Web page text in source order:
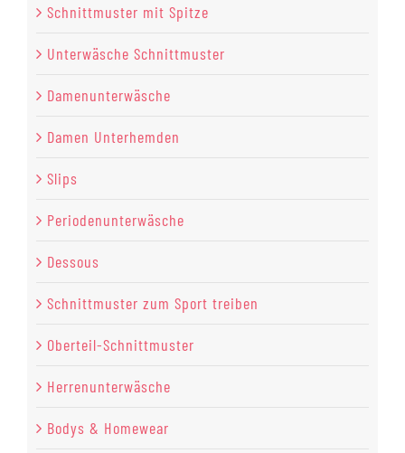
Schnittmuster mit Spitze
Unterwäsche Schnittmuster
Damenunterwäsche
Damen Unterhemden
Slips
Periodenunterwäsche
Dessous
Schnittmuster zum Sport treiben
Oberteil-Schnittmuster
Herrenunterwäsche
Bodys & Homewear